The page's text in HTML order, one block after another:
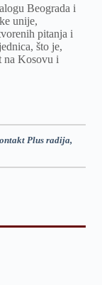
Beograda i
unije,
pitanja i
što je,
na Kosovu i
Plus radija,